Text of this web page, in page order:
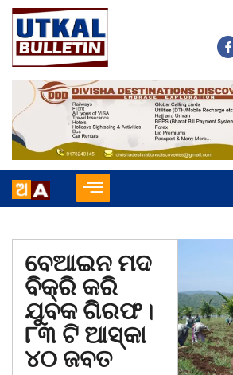
ବେଆଇନ ମଦ
ବିକ୍ରି କରି
ଯୁବକ ଗିରଫ।
୮୩ ଟି ଆସ୍କା
୪୦ ଜବତ